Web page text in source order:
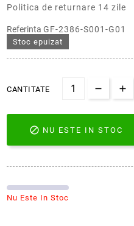
Politica de returnare 14 zile
Referinta GF-2386-S001-G01
Stoc epuizat
CANTITATE
 NU ESTE IN STOC
Nu Este In Stoc